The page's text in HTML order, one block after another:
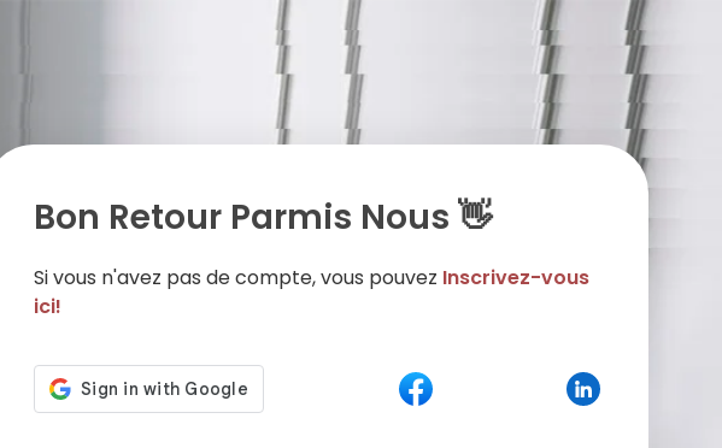
Bon Retour Parmis Nous 👋
Si vous n'avez pas de compte, vous pouvez Inscrivez-vous
ici!